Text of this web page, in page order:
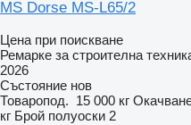
MS Dorse MS-L65/2
Цена при поискване
Ремарке за строителна
2026
Състояние нов
Товаропод. 15 000 кг
кг Брой полуоски 2